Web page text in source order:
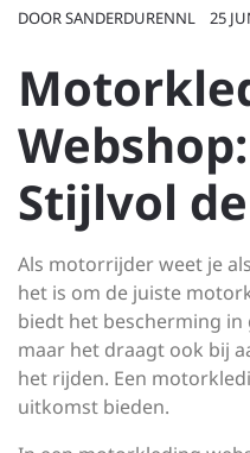
DOORSANDERDURENNL 25
Stijlvol
Als motorrijder weet je
het is om de juiste
biedt het bescherming in
maar het draagt ook bij
het rijden. Een
uitkomst bieden.